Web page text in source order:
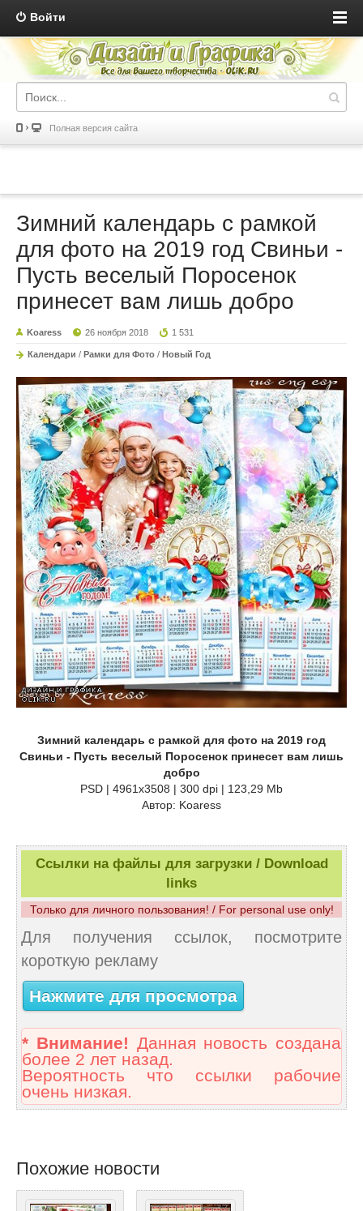
Войти
Полная версия сайта
Зимний календарь с рамкой
для фото на 2019 год Свиньи -
Пусть веселый Поросенок
принесет вам лишь добро
Koaress 26 ноября 2018 1 531
Календари / Рамки для Фото / Новый Год
Зимний календарь с рамкой для фото на 2019 год
Свиньи - Пусть веселый Поросенок принесет вам лишь
добро
PSD | 4961x3508 | 300 dpi | 123,29 Mb
Автор: Koaress
Ссылки на файлы для загрузки / Download
links
Только для личного пользования! / For personal use only!
Для получения ссылок, посмотрите
короткую рекламу
Нажмите для просмотра
* Внимание! Данная новость создана
более 2 лет назад.
Вероятность что ссылки рабочие
очень низкая.
Похожие новости